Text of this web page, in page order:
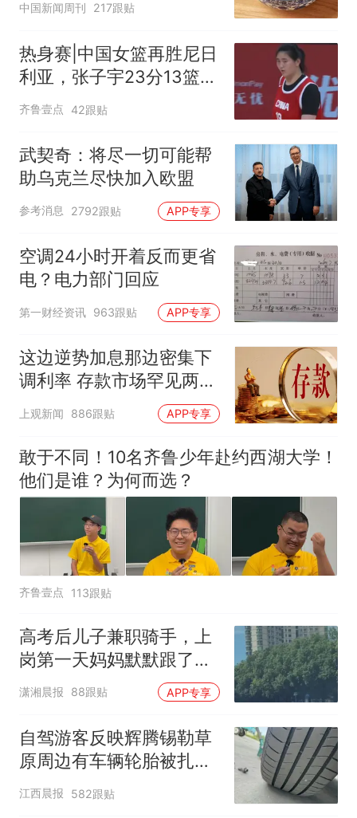
中国新闻周刊 217跟贴
热身赛|中国女篮再胜尼日
利亚，张子宇23分13篮板
表现抢眼
齐鲁壹点 42跟贴
武契奇：将尽一切可能帮
助乌克兰尽快加入欧盟
参考消息 2792跟贴 APP专享
空调24小时开着反而更省
电？电力部门回应
第一财经资讯 963跟贴 APP专享
这边逆势加息那边密集下
调利率 存款市场罕见两极
分化
上观新闻 886跟贴 APP专享
敢于不同！10名齐鲁少年赴约西湖大学！
他们是谁？为何而选？
齐鲁壹点 113跟贴
高考后儿子兼职骑手，上
岗第一天妈妈默默跟了三
公里，感慨孩子真的长大
潇湘晨报 88跟贴 APP专享
自驾游客反映辉腾锡勒草
原周边有车辆轮胎被扎，
修理店铺换胎价格高达千
元，官方发布情况通报
江西晨报 582跟贴